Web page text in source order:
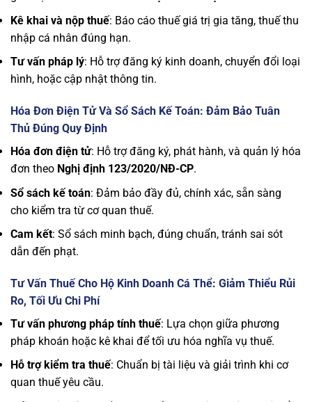
Kê khai và nộp thuế: Báo cáo thuế giá trị gia tăng, thuế thu
nhập cá nhân đúng hạn.
Tư vấn pháp lý: Hỗ trợ đăng ký kinh doanh, chuyển đổi loại
hình, hoặc cập nhật thông tin.
Hóa Đơn Điện Tử Và Sổ Sách Kế Toán: Đảm Bảo Tuân
Thủ Đúng Quy Định
Hóa đơn điện tử: Hỗ trợ đăng ký, phát hành, và quản lý hóa
đơn theo Nghị định 123/2020/NĐ-CP.
Sổ sách kế toán: Đảm bảo đầy đủ, chính xác, sẵn sàng
cho kiểm tra từ cơ quan thuế.
Cam kết: Sổ sách minh bạch, đúng chuẩn, tránh sai sót
dẫn đến phạt.
Tư Vấn Thuế Cho Hộ Kinh Doanh Cá Thể: Giảm Thiểu Rủi
Ro, Tối Ưu Chi Phí
Tư vấn phương pháp tính thuế: Lựa chọn giữa phương
pháp khoán hoặc kê khai để tối ưu hóa nghĩa vụ thuế.
Hỗ trợ kiểm tra thuế: Chuẩn bị tài liệu và giải trình khi cơ
quan thuế yêu cầu.